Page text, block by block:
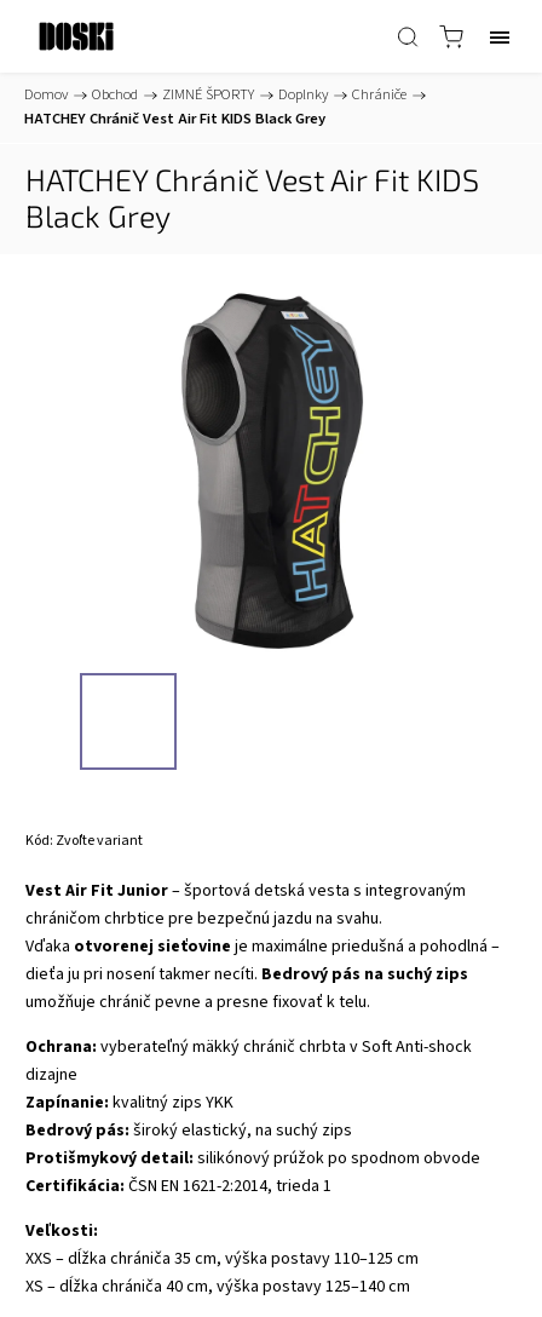
Domov / Obchod / ZIMNÉ ŠPORTY / Doplnky / Chrániče /
HATCHEY Chránič Vest Air Fit KIDS Black Grey
HATCHEY Chránič Vest Air Fit KIDS
Black Grey
Kód: Zvoľte variant
Vest Air Fit Junior– športová detská vesta s integrovaným
chráničom chrbtice pre bezpečnú jazdu na svahu.
Vďaka otvorenej sieťovine je maximálne priedušná a pohodlná –
dieťa ju pri nosení takmer necíti. Bedrový pás na suchý zips
umožňuje chránič pevne a presne fixovať k telu.
Ochrana: vyberateľný mäkký chránič chrbta v Soft Anti-shock
dizajne
Zapínanie: kvalitný zips YKK
Bedrový pás: široký elastický, na suchý zips
Protišmykový detail: silikónový prúžok po spodnom obvode
Certifikácia: ČSN EN 1621-2:2014, trieda 1
Veľkosti:
XXS – dĺžka chrániča 35 cm, výška postavy 110–125 cm
XS – dĺžka chrániča 40 cm, výška postavy 125–140 cm